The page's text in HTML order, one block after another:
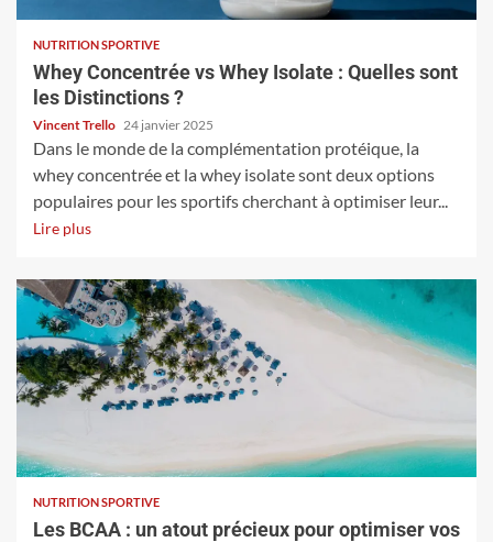
NUTRITION SPORTIVE
Whey Concentrée vs Whey Isolate : Quelles sont
les Distinctions ?
Vincent Trello 24 janvier 2025
Dans le monde de la complémentation protéique, la
whey concentrée et la whey isolate sont deux options
populaires pour les sportifs cherchant à optimiser leur...
Lire plus
NUTRITION SPORTIVE
Les BCAA : un atout précieux pour optimiser vos